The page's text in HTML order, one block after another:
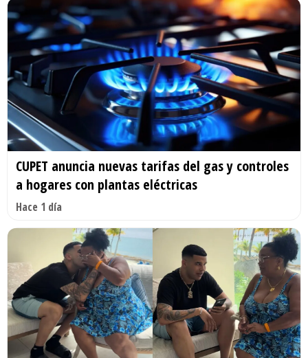
CUPET anuncia nuevas tarifas del gas y controles
a hogares con plantas eléctricas
Hace 1 día